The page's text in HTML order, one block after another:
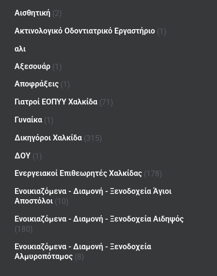
Αισθητική (2)
Ακτινολογικό Οδοντιατρικό Εργαστήριο (1)
αλι
Αξεσουάρ (1)
Αποφράξεις (1)
Γιατροί ΕΟΠΥΥ Χαλκίδα (71)
Γυναίκα (1)
Δικηγόροι Χαλκίδα (315)
ΔΟΥ (1)
Ενεργειακοί Επιθεωρητές Χαλκίδας (178)
Ενοικιαζόμενα - Διαμονή - Ξενοδοχεία Άγιοι
Αποστόλοι (10)
Ενοικιαζόμενα - Διαμονή - Ξενοδοχεία Αιδηψός
(180)
Ενοικιαζόμενα - Διαμονή - Ξενοδοχεία
Αλμυροπόταμος (8)